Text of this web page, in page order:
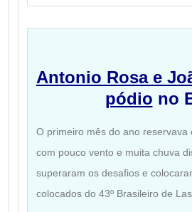
Antonio Rosa e
pódio no
O primeiro mês do ano
com pouco vento e muita chuva
superaram os desafios e
colocados do 43º Brasileiro de